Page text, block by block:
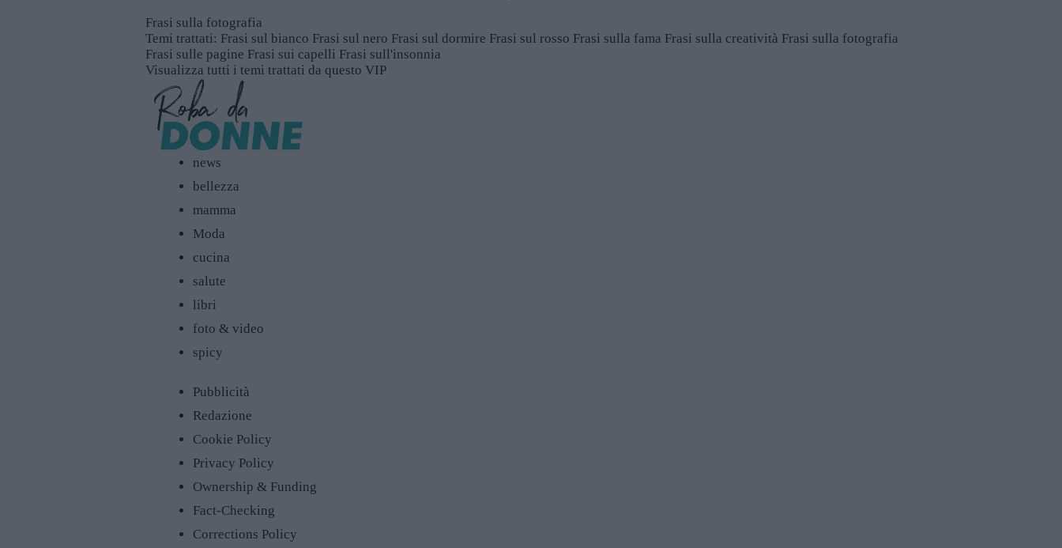
Frasi sulla fotografia
Temi trattati: Frasi sul bianco Frasi sul nero Frasi sul dormire Frasi sul rosso Frasi sulla fama Frasi sulla creatività Frasi sulla fotografia
Frasi sulle pagine Frasi sui capelli Frasi sull'insonnia
Visualizza tutti i temi trattati da questo VIP
news
bellezza
mamma
Moda
cucina
salute
libri
foto & video
spicy
Pubblicità
Redazione
Cookie Policy
Privacy Policy
Ownership & Funding
Fact-Checking
Corrections Policy